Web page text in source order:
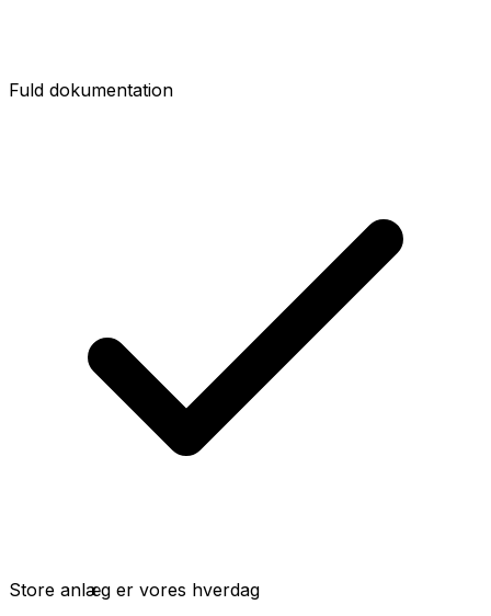
Fuld dokumentation
Store anlæg er vores hverdag